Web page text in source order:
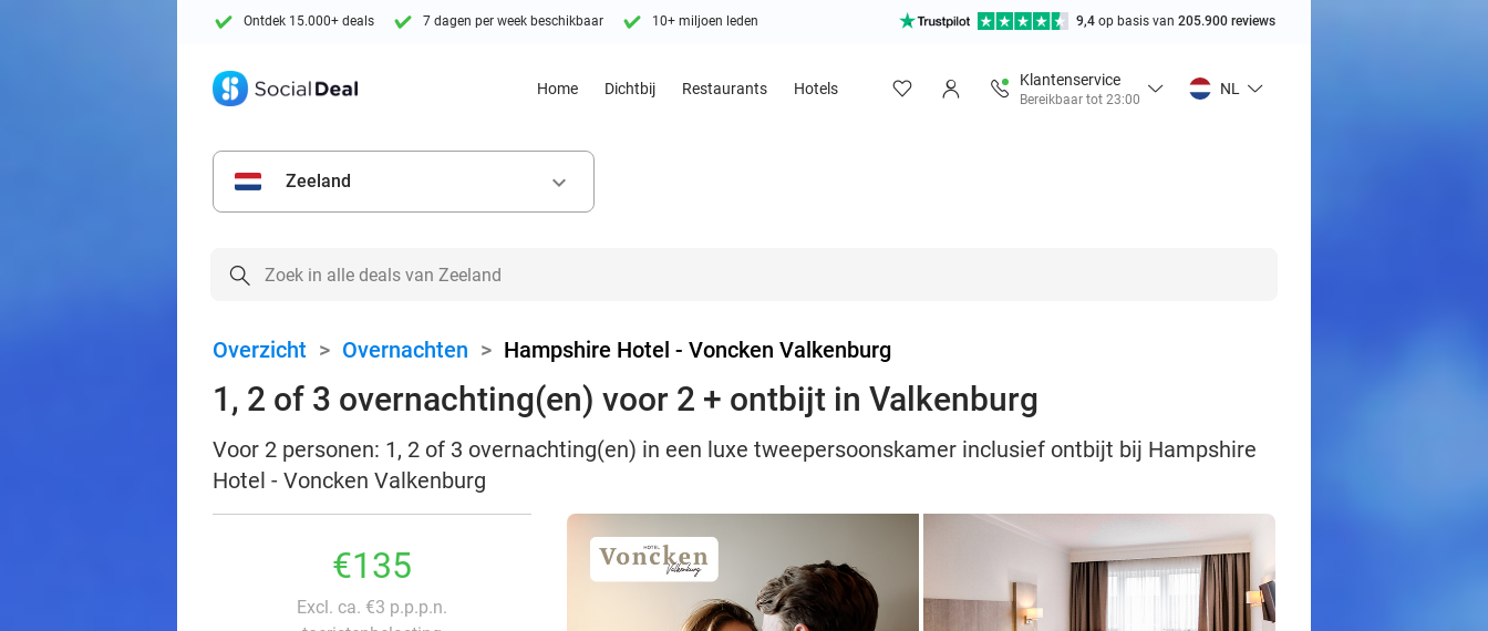
Ontdek 15.000+ deals 7 dagen per week beschikbaar 10+ miljoen leden 9,4 op basis van 205.900 reviews
Home Dichtbij Restaurants Hotels
Klantenservice
Bereikbaar tot 23:00
NL
Zeeland keyboard_arrow_down
Overzicht > Overnachten > Hampshire Hotel - Voncken Valkenburg
1, 2 of 3 overnachting(en) voor 2 + ontbijt in Valkenburg
Voor 2 personen: 1, 2 of 3 overnachting(en) in een luxe tweepersoonskamer inclusief ontbijt bij Hampshire
Hotel - Voncken Valkenburg
€135
Excl. ca. €3 p.p.p.n.